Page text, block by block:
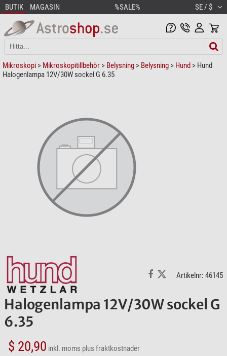
BUTIK MAGASIN %SALE% SE / $
Mikroskopi > Mikroskopitillbehör > Belysning > Belysning > Hund > Hund
Halogenlampa 12V/30W sockel G 6.35
Artikelnr: 46145
Halogenlampa 12V/30W sockel G
6.35
$ 20,90 inkl. moms plus fraktkostnader